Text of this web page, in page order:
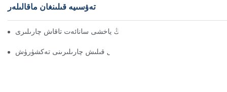
تەۋسىيە قىلىنغان ماقالىلەر
ئۈنۈملۈك ئامبار باشقۇرۇش ئۈچۈن ئەڭ ياخشى سانائەت تاقاش چارىلىرى
ئۈچۈن ئۈنۈملۈك ساقلاش جازىسى ھەل قىلىش چارىلىرىنى تەكشۈرۈش